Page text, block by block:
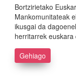
Bortzirietako
Mankomunitateak
ikusgai da
herritarrek
Gehiago